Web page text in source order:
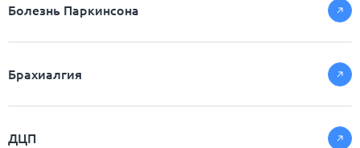
Болезнь Паркинсона
Брахиалгия
ДЦП